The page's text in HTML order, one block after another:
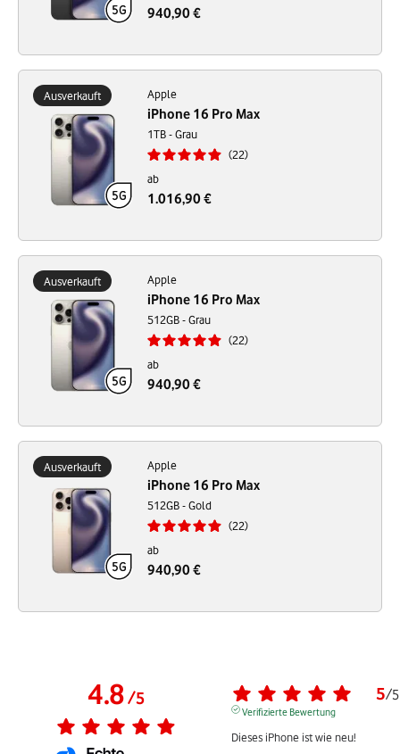
940,90 €
Ausverkauft Apple
iPhone 16 Pro Max
1TB - Grau
22
ab
1.016,90 €
Ausverkauft Apple
iPhone 16 Pro Max
512GB - Grau
22
ab
940,90 €
Ausverkauft Apple
iPhone 16 Pro Max
512GB - Gold
22
ab
940,90 €
4.8/5 5/5
Verifizierte Bewertung
Dieses iPhone ist wie neu!